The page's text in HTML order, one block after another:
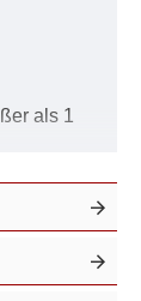
als 1